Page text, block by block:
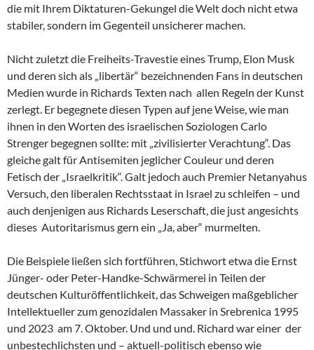
die mit Ihrem Diktaturen-Gekungel die Welt doch nicht etwa
stabiler, sondern im Gegenteil unsicherer machen.
Nicht zuletzt die Freiheits-Travestie eines Trump, Elon Musk
und deren sich als „libertär“ bezeichnenden Fans in deutschen
Medien wurde in Richards Texten nach allen Regeln der Kunst
zerlegt. Er begegnete diesen Typen auf jene Weise, wie man
ihnen in den Worten des israelischen Soziologen Carlo
Strenger begegnen sollte: mit „zivilisierter Verachtung“. Das
gleiche galt für Antisemiten jeglicher Couleur und deren
Fetisch der „Israelkritik“. Galt jedoch auch Premier Netanyahus
Versuch, den liberalen Rechtsstaat in Israel zu schleifen – und
auch denjenigen aus Richards Leserschaft, die just angesichts
dieses Autoritarismus gern ein „Ja, aber“ murmelten.
Die Beispiele ließen sich fortführen, Stichwort etwa die Ernst
Jünger- oder Peter-Handke-Schwärmerei in Teilen der
deutschen Kulturöffentlichkeit, das Schweigen maßgeblicher
Intellektueller zum genozidalen Massaker in Srebrenica 1995
und 2023 am 7. Oktober. Und und und. Richard war einer der
unbestechlichsten und – aktuell-politisch ebenso wie